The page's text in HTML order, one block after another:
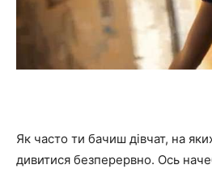
Як часто ти бачиш дівчат, на
дивитися безперервно. Ось